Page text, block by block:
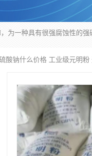
酸钠什么价格 工业级元明